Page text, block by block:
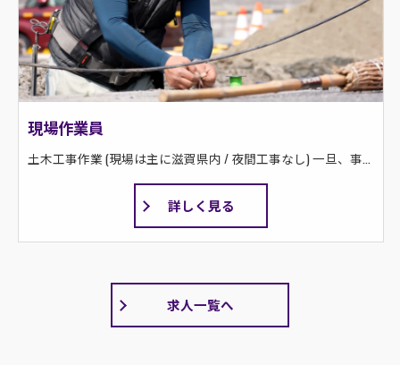
現場作業員
土木工事作業 (現場は主に滋賀県内 / 夜間工事なし) 一旦、事業所へ出勤してから現場へ向かいます。 ＜公共工事＞ 道路工事の場合：新設・改修・拡幅・排水路設置等 河川工事の場合：築堤護岸・河床保護・浚渫・新川設置等 ＜民間工事＞ 集合住宅・工場の造成工事 外構工事土間コンクリート・カーポート等
詳しく見る
求人一覧へ